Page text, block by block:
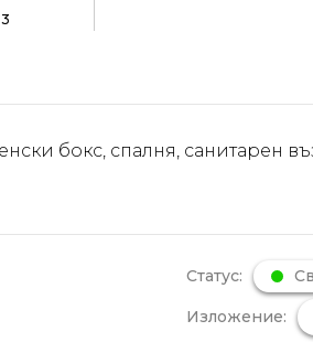
3
бокс, спалня, санитарен
Статус:
Изложение: